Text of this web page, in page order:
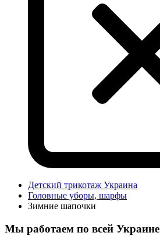
Детский трикотаж Украина
Головные уборы, шарфы
Зимние шапочки
Мы работаем по всей Украине